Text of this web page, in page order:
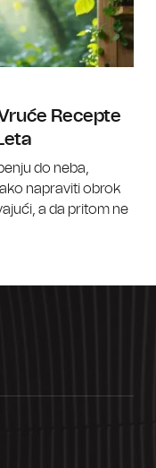
Recepte
do neba,
napraviti obrok
a da pritom ne